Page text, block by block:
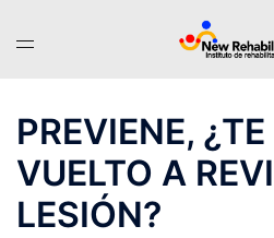
Alternar
PREVIENE,
VUELTO A
LESIÓN?